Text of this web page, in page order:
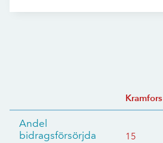
Kramfors
Andel
bidragsförsörjda
15